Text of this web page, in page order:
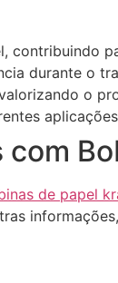
contribuindo
durante o
o
de papel